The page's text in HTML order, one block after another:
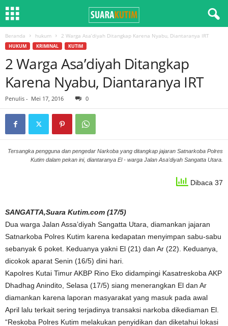
Beranda hukum 2 Warga Asa’diyah Ditangkap Karena Nyabu, Diantaranya IRT
HUKUM KRIMINAL KUTIM
2 Warga Asa’diyah Ditangkap
Karena Nyabu, Diantaranya IRT
Penulis - Mei 17, 2016 0
Tersangka pengguna dan pengedar Narkoba yang ditangkap jajaran Satnarkoba Polres
Kutim dalam pekan ini, diantaranya El - warga Jalan Asa'diyah Sangatta Utara.
Dibaca 37
SANGATTA,Suara Kutim.com (17/5)
Dua warga Jalan Assa’diyah Sangatta Utara, diamankan jajaran
Satnarkoba Polres Kutim karena kedapatan menyimpan sabu-sabu
sebanyak 6 poket. Keduanya yakni El (21) dan Ar (22). Keduanya,
dicokok aparat Senin (16/5) dini hari.
Kapolres Kutai Timur AKBP Rino Eko didampingi Kasatreskoba AKP
Dhadhag Anindito, Selasa (17/5) siang menerangkan El dan Ar
diamankan karena laporan masyarakat yang masuk pada awal
April lalu terkait sering terjadinya transaksi narkoba dikediaman El.
“Reskoba Polres Kutim melakukan penyidikan dan diketahui lokasi